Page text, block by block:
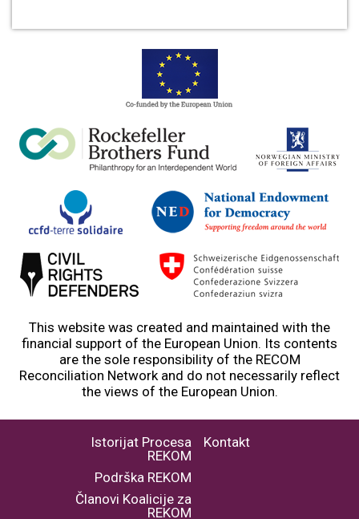
This website was created and maintained with the
financial support of the European Union. Its contents
are the sole responsibility of the RECOM
Reconciliation Network and do not necessarily reflect
the views of the European Union.
Istorijat Procesa
REKOM
Podrška REKOM
Članovi Koalicije za
REKOM
Kontakt